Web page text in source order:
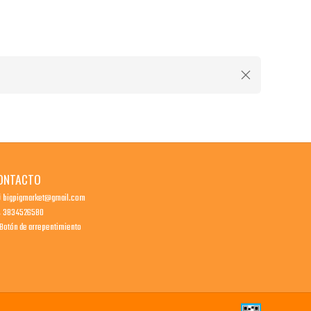
bigpigmarket@gmail.com
3834526580
de arrepentimiento